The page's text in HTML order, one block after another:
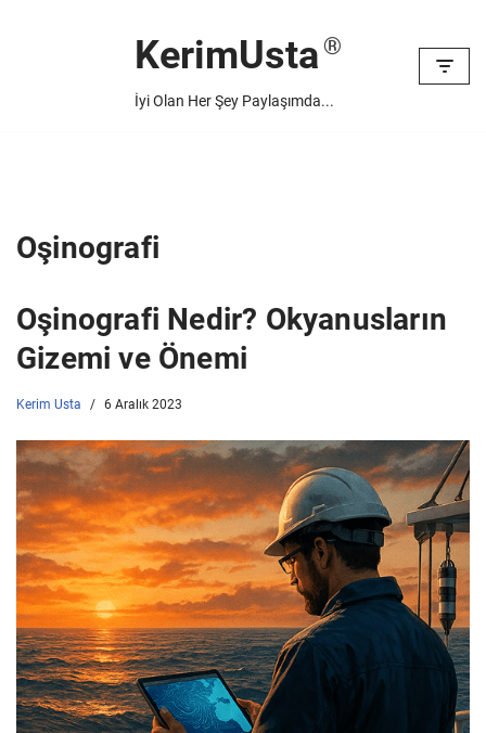
KerimUsta
İyi Olan Her Şey Paylaşımda...
Oşinografi
Oşinografi Nedir? Okyanusların
Gizemi ve Önemi
Kerim Usta 6 Aralık 2023